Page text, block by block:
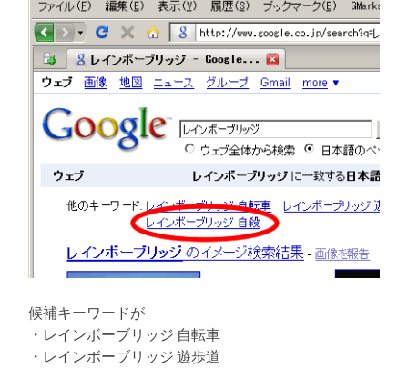
候補キーワードが
・レインボーブリッジ 自転車
・レインボーブリッジ 遊歩道